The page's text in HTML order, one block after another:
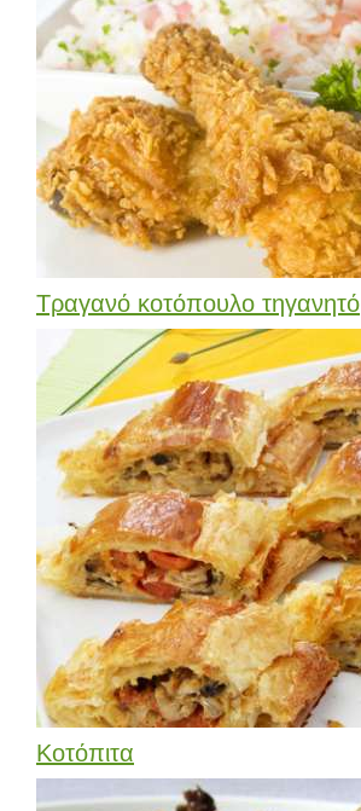
Τραγανό κοτόπουλο τηγανητό
Κοτόπιτα